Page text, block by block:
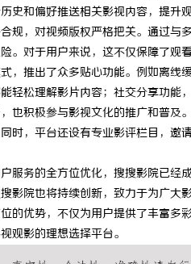
史和偏好推送相关影视内容，提升
规，对视频版权严格把关。通过
。对于用户来说，这不仅保障了观
，推出了众多贴心功能。例如离
轻松理解影片内容；社交分享功
也积极参与影视文化的推广和普
时，平台还设有专业影评栏目，
服务的全方位优化，搜搜影院已
影院也将持续创新，致力于为广大
的优势，不仅为用户提供了丰富
观影的理想选择平台。揭秘成都私家侦探：专